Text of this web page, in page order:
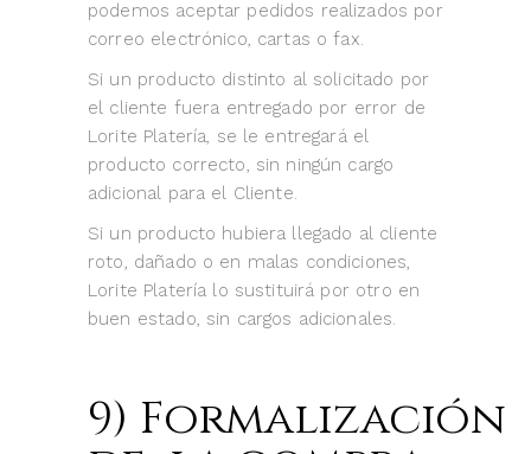
podemos aceptar pedidos realizados por
correo electrónico, cartas o fax.
Si un producto distinto al solicitado por
el cliente fuera entregado por error de
Lorite Platería, se le entregará el
producto correcto, sin ningún cargo
adicional para el Cliente.
Si un producto hubiera llegado al cliente
roto, dañado o en malas condiciones,
Lorite Platería lo sustituirá por otro en
buen estado, sin cargos adicionales.
9) Formalización